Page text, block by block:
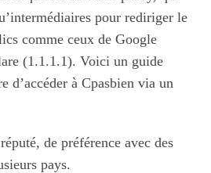
pour rediriger le
comme ceux de Google
(1.1.1.1). Voici un guide
d’accéder à Cpasbien via un
de préférence avec des
pays.